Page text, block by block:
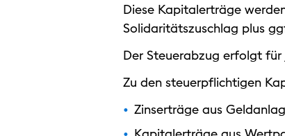
Diese Kapitalerträge
Solidaritätszuschlag plus
Der Steuerabzug erfolgt
Zu den steuerpflichtigen
Zinserträge aus